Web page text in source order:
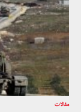
مقالات